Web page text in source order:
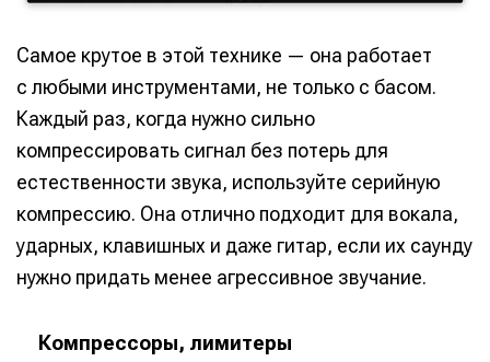
Самое крутое в этой технике — она работает
с любыми инструментами, не только с басом.
Каждый раз, когда нужно сильно
компрессировать сигнал без потерь для
естественности звука, используйте серийную
компрессию. Она отлично подходит для вокала,
ударных, клавишных и даже гитар, если их саунду
нужно придать менее агрессивное звучание.
Компрессоры, лимитеры